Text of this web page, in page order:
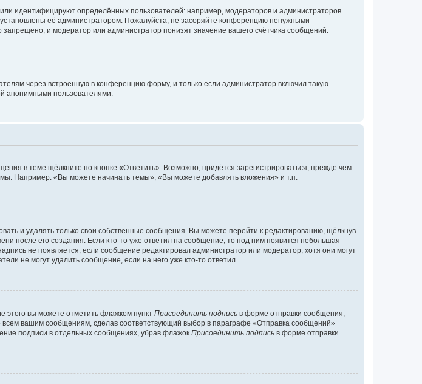
идентифицируют определённых пользователей: например, модераторов и администраторов.
её администратором. Пожалуйста, не засоряйте конференцию ненужными
и модератор или администратор понизят значение вашего счётчика сообщений.
через встроенную в конференцию форму, и только если администратор включил такую
анонимными пользователями.
в теме щёлкните по кнопке «Ответить». Возможно, придётся зарегистрироваться, прежде чем
Например: «Вы можете начинать темы», «Вы можете добавлять вложения» и т.п.
и удалять только свои собственные сообщения. Вы можете перейти к редактированию, щёлкнув
после его создания. Если кто-то уже ответил на сообщение, то под ним появится небольшая
не появляется, если сообщение редактировал администратор или модератор, хотя они могут
не могут удалить сообщение, если на него уже кто-то ответил.
этого вы можете отметить флажком пункт Присоединить подпись в форме отправки сообщения,
вашим сообщениям, сделав соответствующий выбор в параграфе «Отправка сообщений»
подписи в отдельных сообщениях, убрав флажок Присоединить подпись в форме отправки